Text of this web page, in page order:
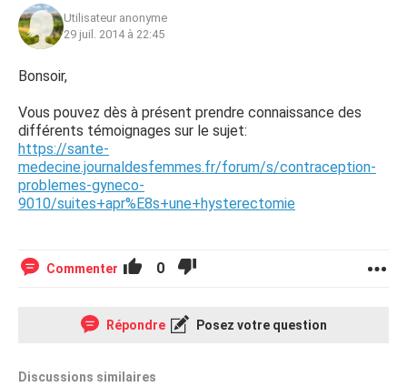
Utilisateur anonyme
29 juil. 2014 à 22:45
Bonsoir,
Vous pouvez dès à présent prendre connaissance des
différents témoignages sur le sujet:
https://sante-
medecine.journaldesfemmes.fr/forum/s/contraception-
problemes-gyneco-
9010/suites+apr%E8s+une+hysterectomie
Commenter 0
Répondre Posez votre question
Discussions similaires